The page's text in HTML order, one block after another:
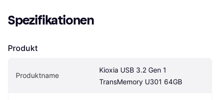
Spezifikationen
Produkt
Produktname
Kioxia USB 3.2 Gen 1
TransMemory U301 64GB